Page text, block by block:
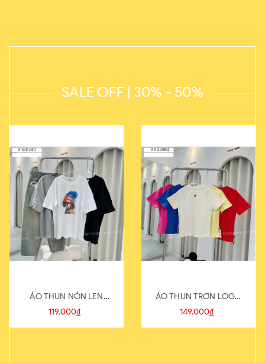
SALE OFF | 30% - 50%
ÁO THUN NÓN LEN
821-1
119.000₫
ÁO THUN TRƠN LOGO
SAU
149.000₫